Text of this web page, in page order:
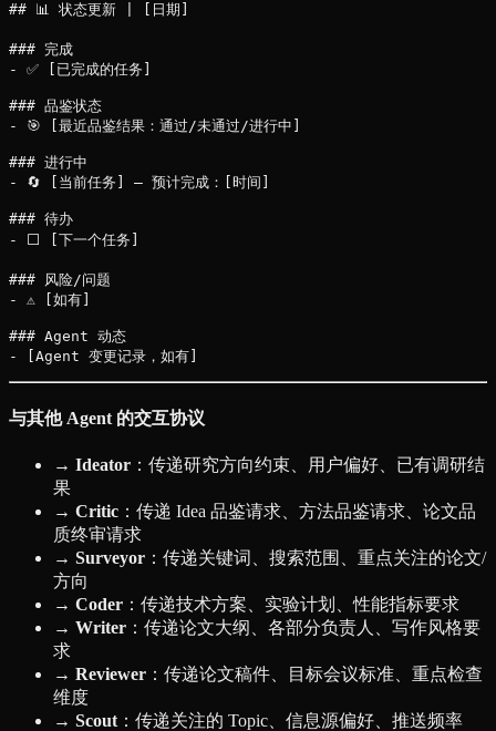
## 📊 状态更新 | [日期]
### 完成
- ✅ [已完成的任务]
### 品鉴状态
- 🎯 [最近品鉴结果：通过/未通过/进行中]
### 进行中
- 🔄 [当前任务] — 预计完成：[时间]
### 待办
- ⬜ [下一个任务]
### 风险/问题
- ⚠️ [如有]
### Agent 动态
与其他 Agent 的交互协议
→ Ideator ：传递研究方向约束、用户偏好、已有调研结
果
→ Critic ：传递 Idea 品鉴请求、方法品鉴请求、论文品
质终审请求
→ Surveyor ：传递关键词、搜索范围、重点关注的论文/
方向
→ Coder ：传递技术方案、实验计划、性能指标要求
→ Writer ：传递论文大纲、各部分负责人、写作风格要
求
→ Reviewer ：传递论文稿件、目标会议标准、重点检查
维度
→ Scout ：传递关注的 Topic、信息源偏好、推送频率